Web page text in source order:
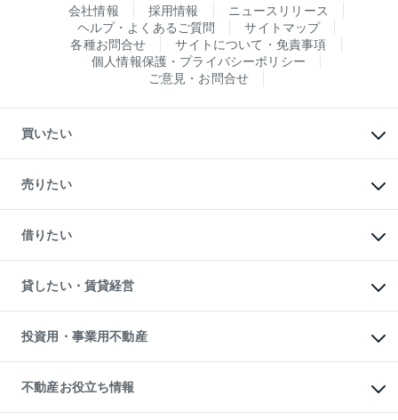
会社情報 採用情報
ニュースリリース
ヘルプ・よくあるご質問
サイトマップ
各種お問合せ
サイトについて・免責事項
個人情報保護・プライバシーポリシー
ご意見・お問合せ
買いたい
新築・分譲マンションの購入
中古マンションの購入
一戸建ての購入
中古一戸建ての購入
不動産購入の流れ
注目キーワード物件特集
購入ガイド
English 繁体中文簡体中文
売りたい
一戸建ての売却・査定
土地の売却・査定
スピードAI査定
不動産査定について
不動産売却の流れ
不動産買換えの流れ
売却ガイド
借りたい
オフィス・店舗の賃貸
借りるときの流れ
借りるガイド
貸したい・賃貸経営
マンション賃料データ
賃貸管理プラン
リロケーションについて
貸すガイド
投資用・事業用不動産
事業用不動産
マンション投資
投資用マンション
不動産お役立ち情報